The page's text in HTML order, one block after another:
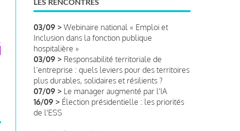
LES RENCONTRES
03/09 > Webinaire national « Emploi et
Inclusion dans la fonction publique
hospitalière »
03/09 > Responsabilité territoriale de
l’entreprise : quels leviers pour des territoires
plus durables, solidaires et résilients ?
07/09 > Le manager augmenté par l'IA
16/09 > Élection présidentielle : les priorités
de l'ESS